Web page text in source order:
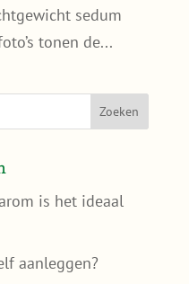
sedum
tonen de...
is het ideaal
aanleggen?